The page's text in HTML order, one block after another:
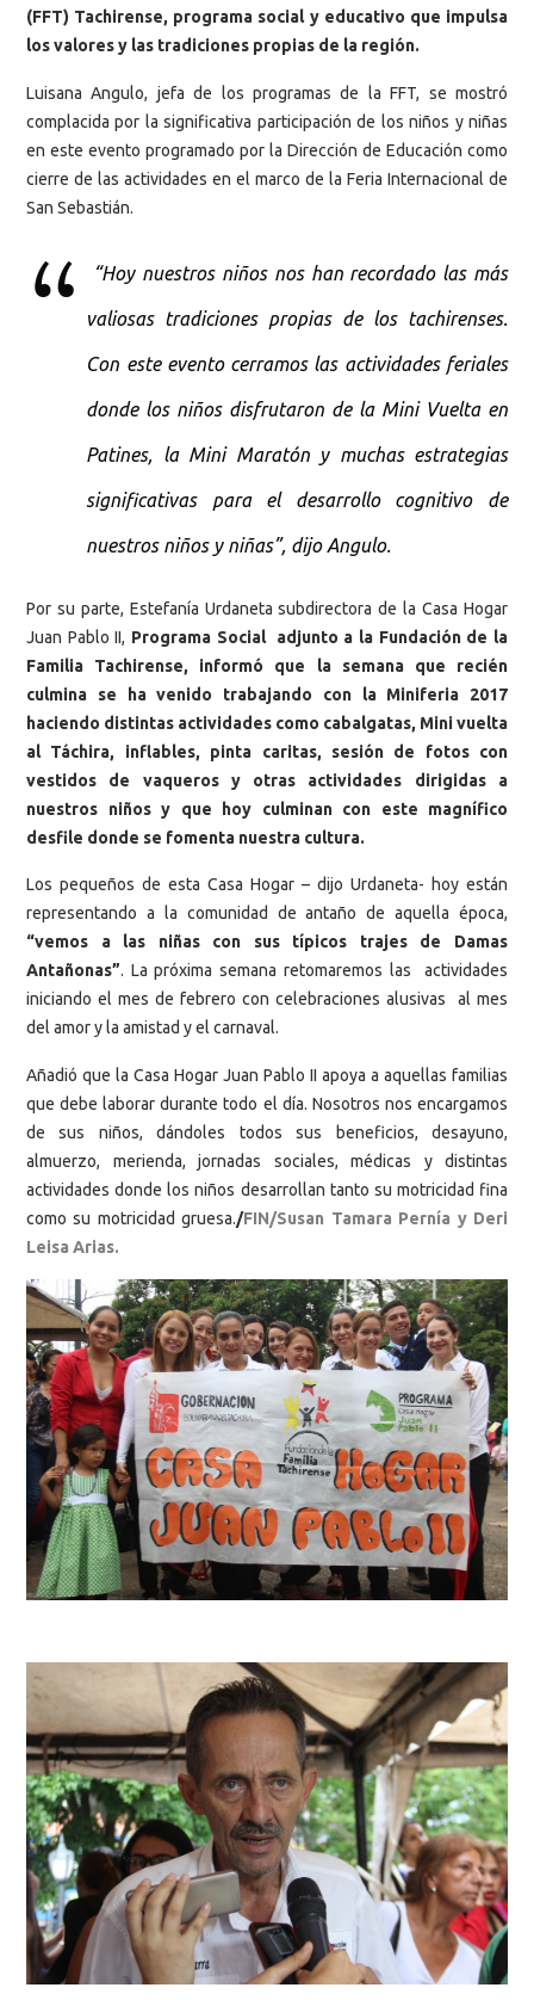
(FFT) Tachirense, programa social y educativo que impulsa
los valores y las tradiciones propias de la región.
Luisana Angulo, jefa de los programas de la FFT, se mostró
complacida por la significativa participación de los niños y niñas
en este evento programado por la Dirección de Educación como
cierre de las actividades en el marco de la Feria Internacional de
San Sebastián.
“Hoy nuestros niños nos han recordado las más
valiosas tradiciones propias de los tachirenses.
Con este evento cerramos las actividades feriales
donde los niños disfrutaron de la Mini Vuelta en
Patines, la Mini Maratón y muchas estrategias
significativas para el desarrollo cognitivo de
nuestros niños y niñas”, dijo Angulo.
Por su parte, Estefanía Urdaneta subdirectora de la Casa Hogar
Juan Pablo II, Programa Social adjunto a la Fundación de la
Familia Tachirense, informó que la semana que recién
culmina se ha venido trabajando con la Miniferia 2017
haciendo distintas actividades como cabalgatas, Mini vuelta
al Táchira, inflables, pinta caritas, sesión de fotos con
vestidos de vaqueros y otras actividades dirigidas a
nuestros niños y que hoy culminan con este magnífico
desfile donde se fomenta nuestra cultura.
Los pequeños de esta Casa Hogar – dijo Urdaneta- hoy están
representando a la comunidad de antaño de aquella época,
“vemos a las niñas con sus típicos trajes de Damas
Antañonas”. La próxima semana retomaremos las actividades
iniciando el mes de febrero con celebraciones alusivas al mes
del amor y la amistad y el carnaval.
Añadió que la Casa Hogar Juan Pablo II apoya a aquellas familias
que debe laborar durante todo el día. Nosotros nos encargamos
de sus niños, dándoles todos sus beneficios, desayuno,
almuerzo, merienda, jornadas sociales, médicas y distintas
actividades donde los niños desarrollan tanto su motricidad fina
como su motricidad gruesa./FIN/Susan Tamara Pernía y Deri
Leisa Arias.